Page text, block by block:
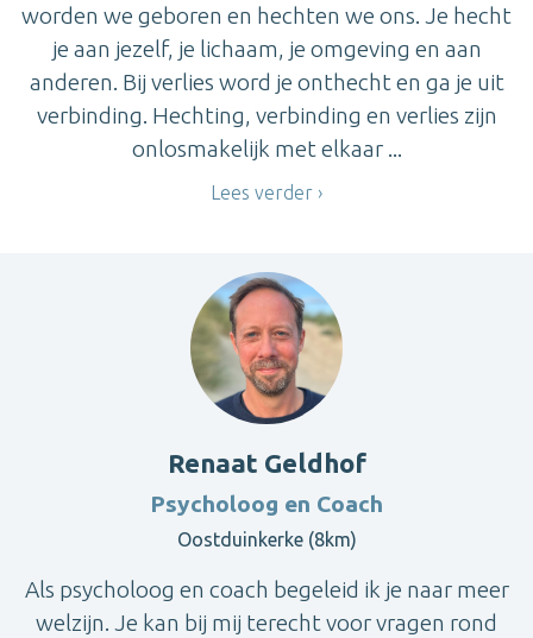
worden we geboren en hechten we ons. Je hecht
je aan jezelf, je lichaam, je omgeving en aan
anderen. Bij verlies word je onthecht en ga je uit
verbinding. Hechting, verbinding en verlies zijn
onlosmakelijk met elkaar ...
Lees verder
Renaat Geldhof
Psycholoog en Coach
Oostduinkerke (8km)
Als psycholoog en coach begeleid ik je naar meer
welzijn. Je kan bij mij terecht voor vragen rond